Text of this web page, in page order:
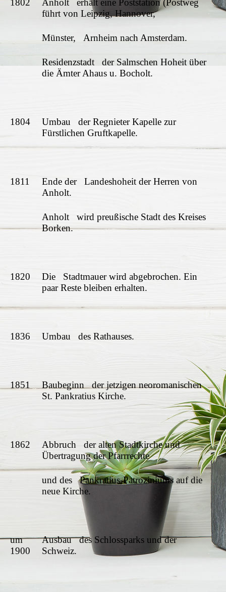
1802
Anholt erhält eine Poststation (Postweg
führt von Leipzig, Hannover,
Münster, Arnheim nach Amsterdam.
Residenzstadt der Salmschen Hoheit über
die Ämter Ahaus u. Bocholt.
1804
Umbau der Regnieter Kapelle zur
Fürstlichen Gruftkapelle.
1811
Ende der Landeshoheit der Herren von
Anholt.
Anholt wird preußische Stadt des Kreises
Borken.
1820
Die Stadtmauer wird abgebrochen. Ein
paar Reste bleiben erhalten.
1836 Umbau des Rathauses.
1851
Baubeginn der jetzigen neoromanischen
St. Pankratius Kirche.
1862
Abbruch der alten Stadtkirche und
Übertragung der Pfarrrechte
und des Pankratius-Patroziniums auf die
neue Kirche.
um
1900
Ausbau des Schlossparks und der
Schweiz.